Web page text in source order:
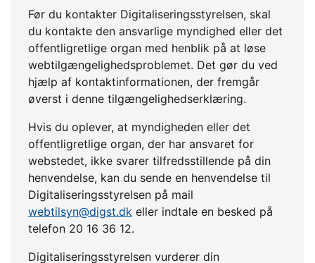
Før du kontakter Digitaliseringsstyrelsen, skal
du kontakte den ansvarlige myndighed eller det
offentligretlige organ med henblik på at løse
webtilgængelighedsproblemet. Det gør du ved
hjælp af kontaktinformationen, der fremgår
øverst i denne tilgængelighedserklæring.
Hvis du oplever, at myndigheden eller det
offentligretlige organ, der har ansvaret for
webstedet, ikke svarer tilfredsstillende på din
henvendelse, kan du sende en henvendelse til
Digitaliseringsstyrelsen på mail
webtilsyn@digst.dk eller indtale en besked på
telefon 20 16 36 12.
Digitaliseringsstyrelsen vurderer din